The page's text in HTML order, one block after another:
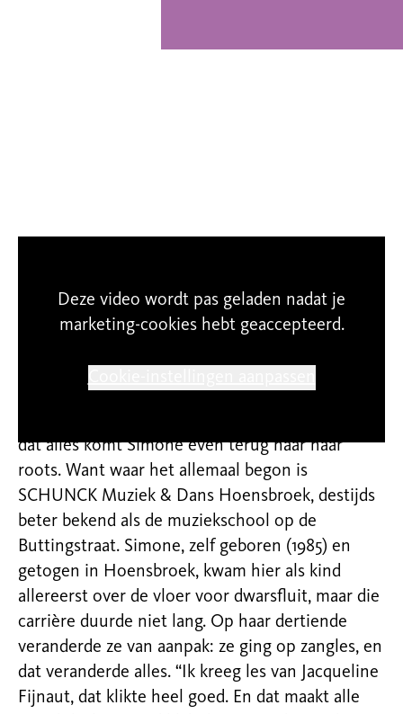
Deze video wordt pas geladen nadat je
marketing-cookies hebt geaccepteerd.
Vertrouwen in haar stemgeluid
afgelopen twee decennia is er veel gebeurd: van
wereldtours en internationale verhuizingen tot
dat alles komt Simone even terug naar haar
roots. Want waar het allemaal begon is
SCHUNCK Muziek & Dans Hoensbroek, destijds
beter bekend als de muziekschool op de
Buttingstraat. Simone, zelf geboren (1985) en
getogen in Hoensbroek, kwam hier als kind
allereerst over de vloer voor dwarsfluit, maar die
carrière duurde niet lang. Op haar dertiende
veranderde ze van aanpak: ze ging op zangles, en
dat veranderde alles. “Ik kreeg les van Jacqueline
Fijnaut, dat klikte heel goed. En dat maakt alle